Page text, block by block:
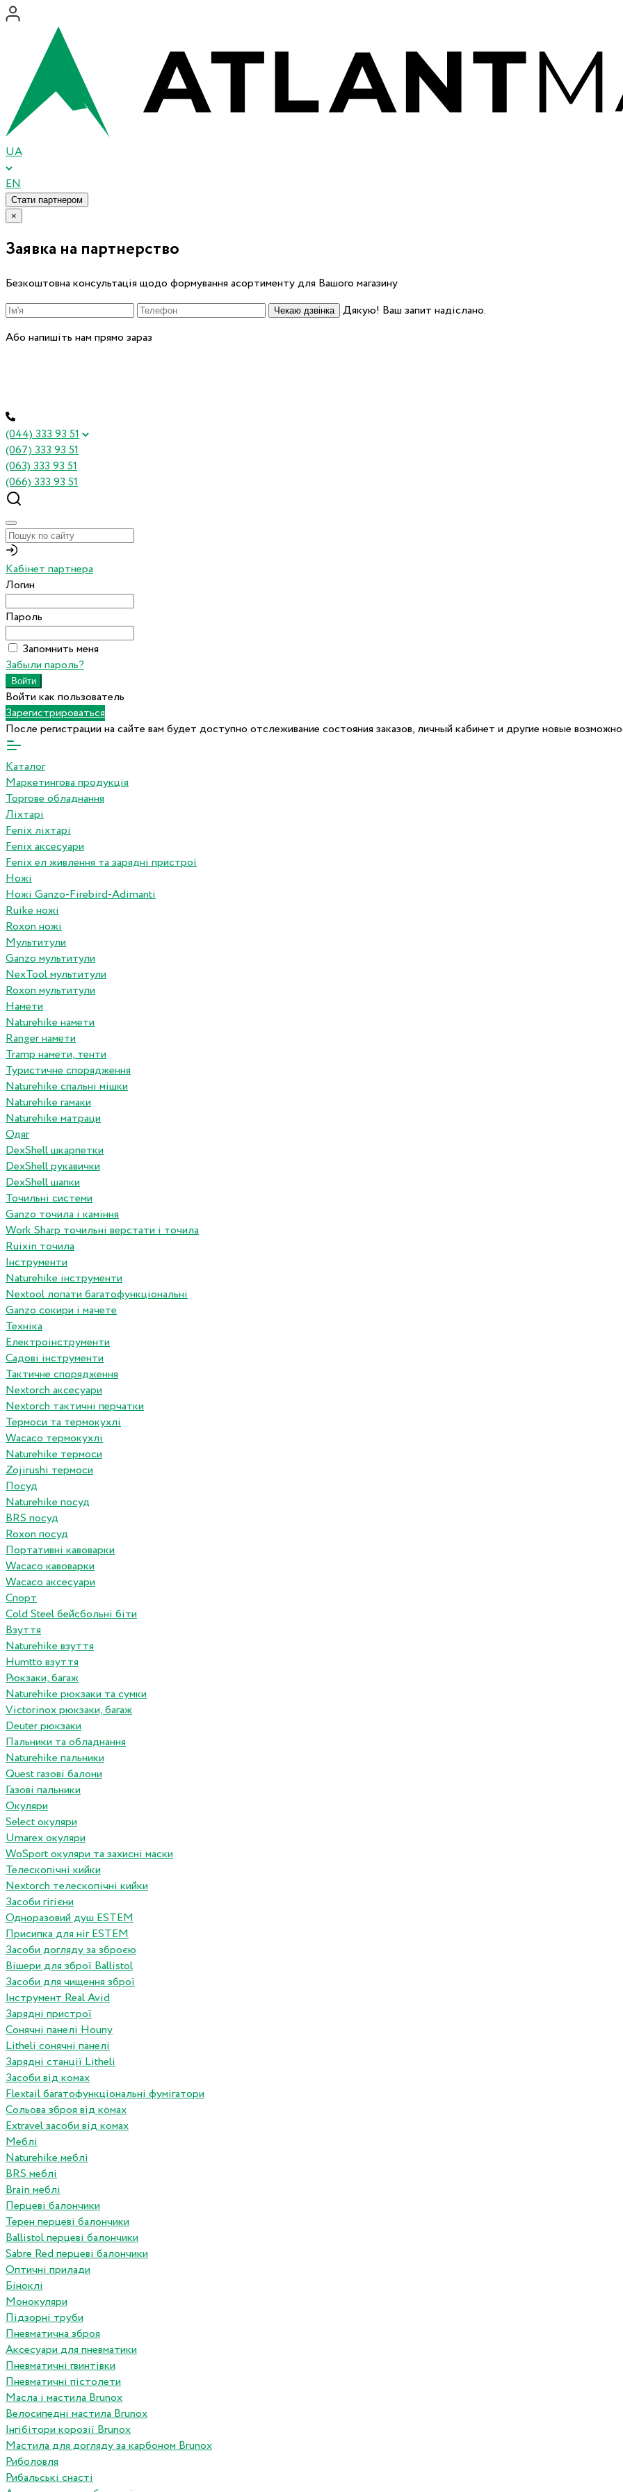
UA
EN
Стати партнером
×
Заявка на партнерство
Безкоштовна консультація щодо формування асортименту для Вашого магазину
Чекаю дзвінка
Дякую! Ваш запит надіслано.
Або напишіть нам прямо зараз
(044) 333 93 51
(067) 333 93 51
(063) 333 93 51
(066) 333 93 51
Кабінет партнера
Логин
Пароль
Запомнить меня
Забыли пароль?
Войти как пользователь
Зарегистрироваться
После регистрации на сайте вам будет доступно отслеживание состояния заказов, личный кабинет и другие новые
Каталог
Маркетингова продукція
Торгове обладнання
Ліхтарі
Fenix ліхтарі
Fenix аксесуари
Fenix ел живлення та зарядні пристрої
Ножі
Ножі Ganzo-Firebird-Adimanti
Ruike ножі
Roxon ножi
Мультитули
Ganzo мультитули
NexTool мультитули
Roxon мультитули
Намети
Naturehike намети
Ranger намети
Tramp намети, тенти
Туристичне спорядження
Naturehike спальні мішки
Naturehike гамаки
Naturehike матраци
Одяг
DexShell шкарпетки
DexShell рукавички
DexShell шапки
Точильні системи
Ganzo точила і каміння
Work Sharp точильні верстати і точила
Ruixin точила
Інструменти
Naturehike інструменти
Nextool лопати багатофункціональні
Ganzo сокири і мачете
Техніка
Електроінструменти
Садові інструменти
Тактичне спорядження
Nextorch аксесуари
Nextorch тактичні перчатки
Термоси та термокухлі
Wacaco термокухлі
Naturehike термоси
Zojirushi термоси
Посуд
Naturehike посуд
BRS посуд
Roxon посуд
Портативні кавоварки
Wacaco кавоварки
Wacaco аксесуари
Спорт
Cold Steel бейсбольні біти
Взуття
Naturehike взуття
Humtto взуття
Рюкзаки, багаж
Naturehike рюкзаки та сумки
Victorinox рюкзаки, багаж
Deuter рюкзаки
Пальники та обладнання
Naturehike пальники
Quest газові балони
Газові пальники
Окуляри
Select окуляри
Umarex окуляри
WoSport окуляри та захисні маски
Телескопічні кийки
Nextorch телескопічні кийки
Засоби гігієни
Одноразовий душ ESTEM
Присипка для ніг ESTEM
Засоби догляду за зброєю
Вішери для зброї Ballistol
Засоби для чищення зброї
Інструмент Real Avid
Зарядні пристрої
Сонячні панелі Houny
Litheli сонячні панелі
Зарядні станції Litheli
Засоби від комах
Flextail багатофункціональні фумігатори
Сольова зброя від комах
Extravel засоби від комах
Меблі
Naturehike меблі
BRS меблі
Brain меблі
Перцеві балончики
Терен перцеві балончики
Ballistol перцеві балончики
Sabre Red перцеві балончики
Оптичні прилади
Біноклі
Монокуляри
Підзорні труби
Пневматична зброя
Аксесуари для пневматики
Пневматичні гвинтівки
Пневматичні пістолети
Масла і мастила Brunox
Велосипедні мастила Brunox
Інгібітори корозії Brunox
Мастила для догляду за карбоном Brunox
Риболовля
Рибальські снасті